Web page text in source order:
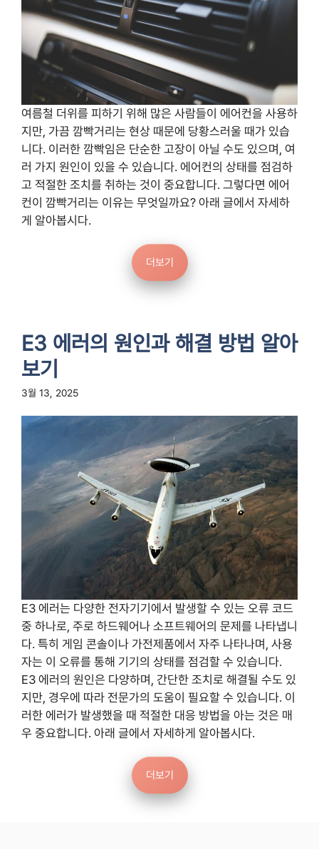
여름철 더위를 피하기 위해 많은 사람들이 에어컨을 사용하
지만, 가끔 깜빡거리는 현상 때문에 당황스러울 때가 있습
니다. 이러한 깜빡임은 단순한 고장이 아닐 수도 있으며, 여
러 가지 원인이 있을 수 있습니다. 에어컨의 상태를 점검하
고 적절한 조치를 취하는 것이 중요합니다. 그렇다면 에어
컨이 깜빡거리는 이유는 무엇일까요? 아래 글에서 자세하
게 알아봅시다.
더보기
E3 에러의 원인과 해결 방법 알아
보기
3월 13, 2025
E3 에러는 다양한 전자기기에서 발생할 수 있는 오류 코드
중 하나로, 주로 하드웨어나 소프트웨어의 문제를 나타냅니
다. 특히 게임 콘솔이나 가전제품에서 자주 나타나며, 사용
자는 이 오류를 통해 기기의 상태를 점검할 수 있습니다.
E3 에러의 원인은 다양하며, 간단한 조치로 해결될 수도 있
지만, 경우에 따라 전문가의 도움이 필요할 수 있습니다. 이
러한 에러가 발생했을 때 적절한 대응 방법을 아는 것은 매
우 중요합니다. 아래 글에서 자세하게 알아봅시다.
더보기